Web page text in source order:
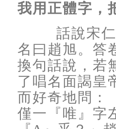
我用正體字，
話說宋
名曰趙旭。答
換句話說，若
了唱名面謁皇
而好奇地問：
僅一『唯』字